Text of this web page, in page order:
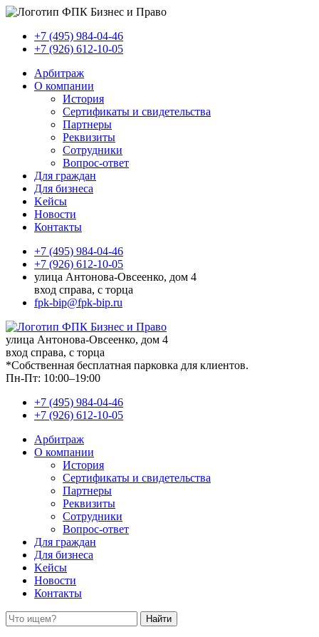
+7 (495) 984-04-46
+7 (926) 612-10-05
Арбитраж
О компании
История
Сертификаты и свидетельства
Партнеры
Реквизиты
Сотрудники
Вопрос-ответ
Для граждан
Для бизнеса
Kейсы
Новости
Контакты
+7 (495) 984-04-46
+7 (926) 612-10-05
улица Антонова-Овсеенко, дом 4
вход справа, с торца
fpk-bip@fpk-bip.ru
улица Антонова-Овсеенко, дом 4
вход справа, с торца
*Собственная бесплатная парковка для клиентов.
Пн-Пт: 10:00–19:00
+7 (495) 984-04-46
+7 (926) 612-10-05
Арбитраж
О компании
История
Сертификаты и свидетельства
Партнеры
Реквизиты
Сотрудники
Вопрос-ответ
Для граждан
Для бизнеса
Kейсы
Новости
Контакты